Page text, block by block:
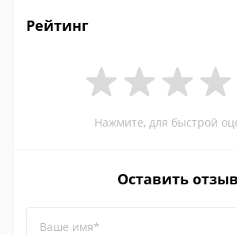
Рейтинг
Нажмите, для быстрой
Оставить отзыв
Ваше имя*